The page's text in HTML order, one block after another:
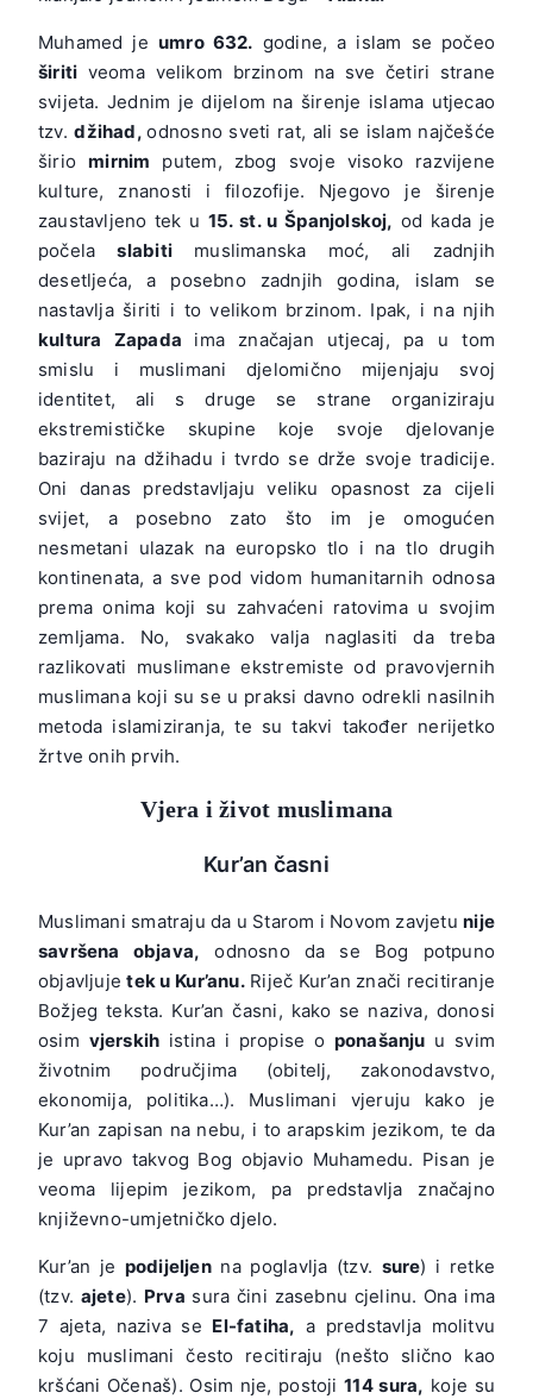
Muhamed je umro 632. godine, a islam se počeo
širiti veoma velikom brzinom na sve četiri strane
svijeta. Jednim je dijelom na širenje islama utjecao
tzv.džihad,odnosno sveti rat, ali se islam najčešće
širiomirnim putem, zbog svoje visoko razvijene
kulture, znanosti i filozofije. Njegovo je širenje
zaustavljeno tek u15. st. u Španjolskoj, od kada je
počelaslabitimuslimanska moć, ali zadnjih
desetljeća, a posebno zadnjih godina, islam se
nastavlja širiti i to velikom brzinom. Ipak, i na njih
kultura Zapada ima značajan utjecaj, pa u tom
smislu i muslimani djelomično mijenjaju svoj
identitet, ali s druge se strane organiziraju
ekstremističke skupine koje svoje djelovanje
baziraju na džihadu i tvrdo se drže svoje tradicije.
Oni danas predstavljaju veliku opasnost za cijeli
svijet, a posebno zato što im je omogućen
nesmetani ulazak na europsko tlo i na tlo drugih
kontinenata, a sve pod vidom humanitarnih odnosa
prema onima koji su zahvaćeni ratovima u svojim
zemljama. No, svakako valja naglasiti da treba
razlikovati muslimane ekstremiste od pravovjernih
muslimana koji su se u praksi davno odrekli nasilnih
metoda islamiziranja, te su takvi također nerijetko
žrtve onih prvih.
Vjera i život muslimana
Kur’an časni
Muslimani smatraju da u Starom i Novom zavjetunije
savršena objava, odnosno da se Bog potpuno
objavljujetek u Kur’anu.Riječ Kur’an znači recitiranje
Božjeg teksta. Kur’an časni, kako se naziva, donosi
osim vjerskih istina i propise o ponašanju u svim
životnim područjima (obitelj, zakonodavstvo,
ekonomija, politika…). Muslimani vjeruju kako je
Kur’an zapisan na nebu, i to arapskim jezikom, te da
je upravo takvog Bog objavio Muhamedu. Pisan je
veoma lijepim jezikom, pa predstavlja značajno
književno-umjetničko djelo.
Kur’an je podijeljenna poglavlja (tzv. sure) i retke
(tzv. ajete). Prva sura čini zasebnu cjelinu. Ona ima
7 ajeta, naziva se El-fatiha, a predstavlja molitvu
koju muslimani često recitiraju (nešto slično kao
kršćani Očenaš). Osim nje, postoji114 sura, koje su